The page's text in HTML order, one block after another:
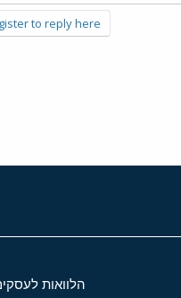
to reply here.
הלוואות